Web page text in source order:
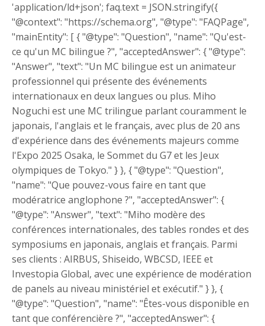
'application/ld+json'; faq.text = JSON.stringify({
"@context": "https://schema.org", "@type": "FAQPage",
"mainEntity": [ { "@type": "Question", "name": "Qu'est-
ce qu'un MC bilingue ?", "acceptedAnswer": { "@type":
"Answer", "text": "Un MC bilingue est un animateur
professionnel qui présente des événements
internationaux en deux langues ou plus. Miho
Noguchi est une MC trilingue parlant couramment le
japonais, l'anglais et le français, avec plus de 20 ans
d'expérience dans des événements majeurs comme
l'Expo 2025 Osaka, le Sommet du G7 et les Jeux
olympiques de Tokyo." } }, { "@type": "Question",
"name": "Que pouvez-vous faire en tant que
modératrice anglophone ?", "acceptedAnswer": {
"@type": "Answer", "text": "Miho modère des
conférences internationales, des tables rondes et des
symposiums en japonais, anglais et français. Parmi
ses clients : AIRBUS, Shiseido, WBCSD, IEEE et
Investopia Global, avec une expérience de modération
de panels au niveau ministériel et exécutif." } }, {
"@type": "Question", "name": "Êtes-vous disponible en
tant que conférencière ?", "acceptedAnswer": {